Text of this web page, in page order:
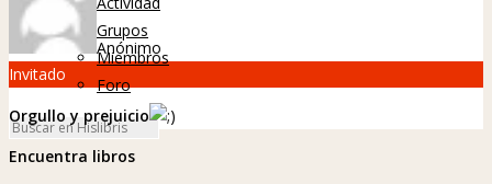
Grupos
Miembros
Foro
Anónimo
Invitado
Orgullo y prejuicio
Encuentra libros